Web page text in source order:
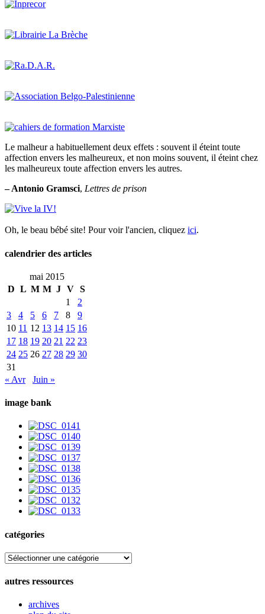
Le malheur a habituellement deux effets : souvent il éteint toute
affection envers les malheureux, et non moins souvent, il éteint chez
les malheureux toute affection envers les autres.
– Antonio Gramsci, Lettres de prison
Oh, le beau bébé site! Pour voir l'ancien, cliquez ici.
calendrier des articles
mai 2015
D L M M J V S
1
2
3
4 5 6 7 8
9
10 11 12 13 14 15 16
17 18 19 20 21 22 23
24 25 26 27 28 29 30
31
« Avr
Juin »
image bank
catégories
catégories
autres ressources
archives